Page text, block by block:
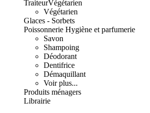
TraiteurVégétarien
Végétarien
Glaces - Sorbets
Poissonnerie Hygiène et parfumerie
Savon
Shampoing
Déodorant
Dentifrice
Démaquillant
Voir plus...
Produits ménagers
Librairie